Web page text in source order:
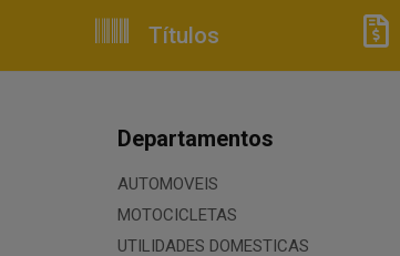
Títulos
Departamentos
AUTOMOVEIS
MOTOCICLETAS
UTILIDADES DOMESTICAS